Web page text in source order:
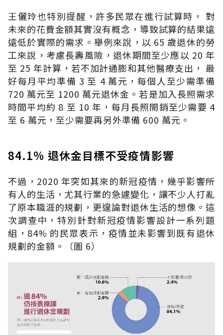
王儷玲也特別提醒，許多民眾在進行試算時， 對
未來的花費金額其實沒有概念，導致試算的結果遠
遠低於實際的需求。舉例來說，以 65 歲退休的勞
工來說，考慮長壽風險，退休期間至少應以 20 年
至 25 年計算，若不加計通膨和其他醫療支出， 最
好每月平均準備 3 至 4 萬元，每個人至少需準備
720 萬元至 1200 萬元退休金。若是加入長照需求
時間平均約 8 至 10 年，每月長照開銷至少需要 4
至 6 萬元，至少需要再另外準備 600 萬元。
84.1% 退休金目標不受疫情影響
不過，2020 年突如其來的新冠疫情，幾乎影響所
有人的生活，尤其行業的急遽變化，讓不少人打亂
了原本職涯的規劃，更遑論對退休生活的想像。這
次調查中，特別針對新冠疫情影響設計一系列題
組，84% 的民眾表示，疫情並未影響到既有退休
規劃的金額。（圖 6）